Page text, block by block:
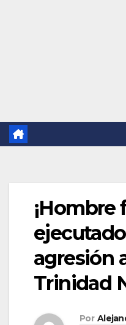
¡Hombre
agresión
Trinidad
Por